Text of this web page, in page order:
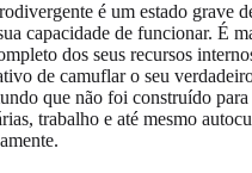
é um estado grave
capacidade de funcionar. É
dos seus recursos
de camuflar o seu
que não foi construído
trabalho e até mesmo